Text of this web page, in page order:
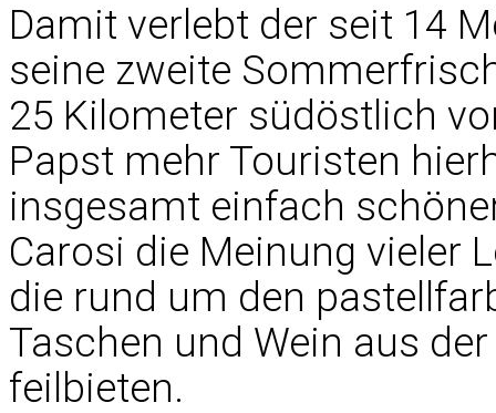
Damit verlebt der seit 14
seine zweite
25 Kilometer südöstlich
Papst mehr Touristen
insgesamt einfach
Carosi die Meinung vieler
die rund um den
Taschen und Wein aus
feilbieten.